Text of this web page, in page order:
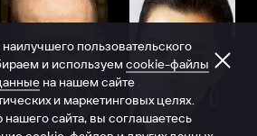
пользовательского
и используем cookie-файлы
на нашем сайте
и маркетинговых целях.
сайта, вы соглашаетесь